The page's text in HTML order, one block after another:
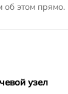
об этом прямо.
узел